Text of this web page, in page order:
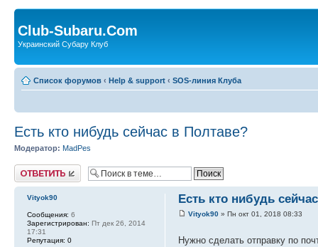
Club-Subaru.Com
Украинский Субару Клуб
Список форумов ‹ Help & support ‹ SOS-линия Клуба
Есть кто нибудь сейчас в Полтаве?
Модератор: MadPes
Ответить
Есть кто нибудь
Vityok90» Пн окт 01, 2018 08:33
Нужно сделать отправку по
Vityok90
Сообщения: 6
Зарегистрирован: Пт дек 26, 2014
17:31
Репутация: 0